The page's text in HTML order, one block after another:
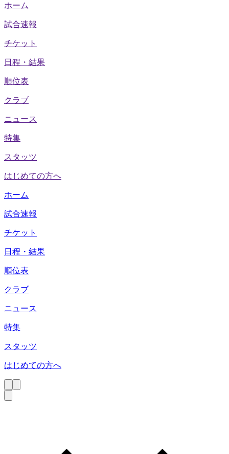
ホーム
試合速報
チケット
日程・結果
順位表
クラブ
ニュース
特集
スタッツ
はじめての方へ
ホーム
試合速報
チケット
日程・結果
順位表
クラブ
ニュース
特集
スタッツ
はじめての方へ